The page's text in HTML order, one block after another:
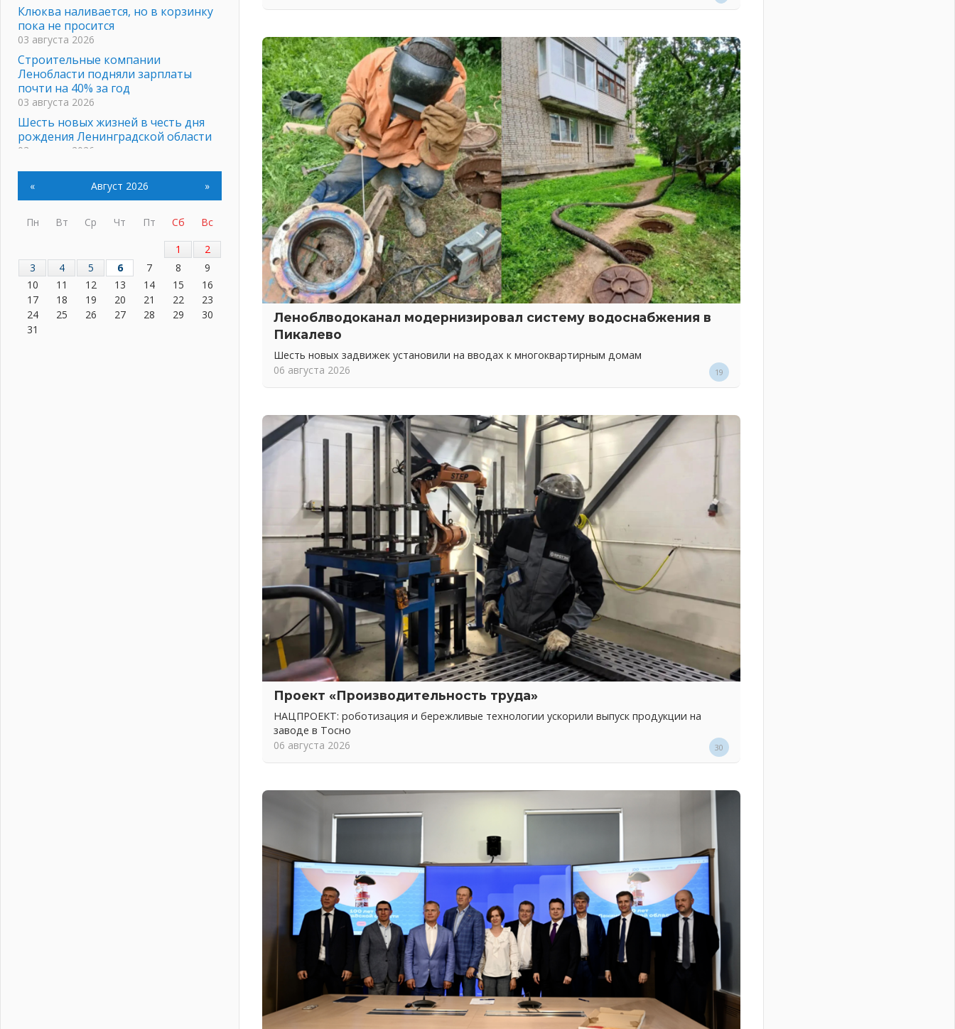
Леноблводоканал модернизировал систему водоснабжения в
Пикалево
Шесть новых задвижек установили на вводах к многоквартирным домам
06 августа 2026
19
Проект «Производительность труда»
НАЦПРОЕКТ: роботизация и бережливые технологии ускорили выпуск продукции на
заводе в Тосно
06 августа 2026
30
Клюква наливается, но в корзинку
пока не просится
03 августа 2026
Строительные компании
Ленобласти подняли зарплаты
почти на 40% за год
03 августа 2026
Шесть новых жизней в честь дня
рождения Ленинградской области
03 августа 2026
Уроки безопасности для детей и
взрослых
03 августа 2026
Ленобласть отмечает День
Воздушно-десантных войск
«Активное лето»
02 августа 2026
Ленобласть отметила заслуги
жителей перед регионом и страной
02 августа 2026
« Август 2026 »
Пн Вт Ср Чт Пт Сб
Вс
1
2
3
4 5 6 7 8
9
10
11 12 13 14 15
16
17
18 19 20 21 22
23
24
25 26 27 28 29
30
31